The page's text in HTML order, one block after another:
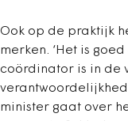
Ook op de praktijk
merken. ‘Het is
coördinator is in de
minister gaat over